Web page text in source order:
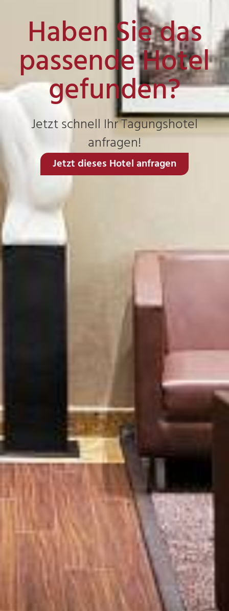
Haben Sie das
passende Hotel
gefunden?
Jetzt schnell Ihr Tagungshotel
anfragen!
Jetzt dieses Hotel anfragen